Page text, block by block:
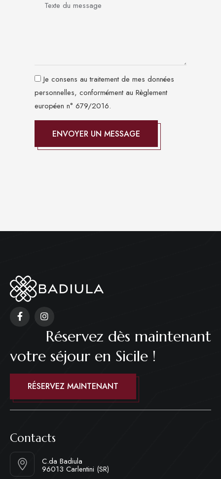
Je consens au traitement de mes données
personnelles, conformément au Règlement
européen n° 679/2016.
Réservez dès maintenant
votre séjour en Sicile !
RÉSERVEZ MAINTENANT
Contacts
C.da Badiula
96013 Carlentini (SR)